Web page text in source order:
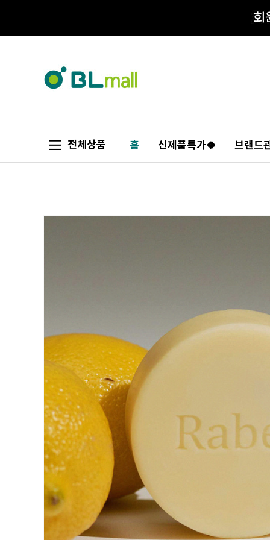
전체상품 홈 신제품특가🍀 브랜드